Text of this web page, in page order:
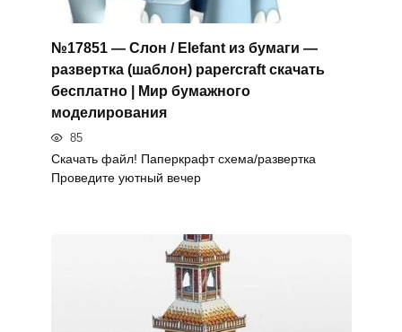
№17851 — Слон / Elefant из бумаги —
развертка (шаблон) papercraft скачать
бесплатно | Мир бумажного
моделирования
85
Скачать файл! Паперкрафт схема/развертка
Проведите уютный вечер